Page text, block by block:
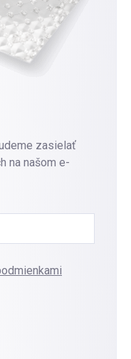
zasielať
na našom e-